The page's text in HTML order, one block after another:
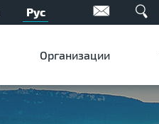
Рус
Организации